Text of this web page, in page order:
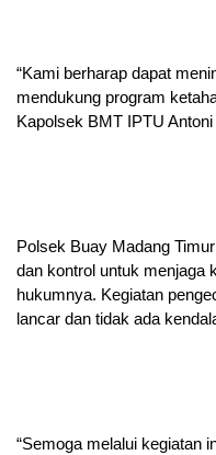
“Kami berharap dapat
mendukung program
Kapolsek BMT IPTU
Polsek Buay Madang
dan kontrol untuk menjaga
hukumnya. Kegiatan
lancar dan tidak ada
“Semoga melalui kegiatan